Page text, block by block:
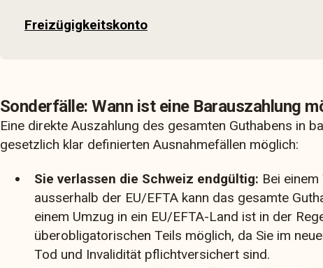
Freizügigkeitskonto
Sonderfälle: Wann ist eine Barauszahlung
Eine direkte Auszahlung des gesamten Guthabens in
gesetzlich klar definierten Ausnahmefällen möglich:
Sie verlassen die Schweiz endgültig: Bei
ausserhalb der EU/EFTA kann das gesamte
einem Umzug in ein EU/EFTA-Land ist in der
überobligatorischen Teils möglich, da Sie im
Tod und Invalidität pflichtversichert sind.